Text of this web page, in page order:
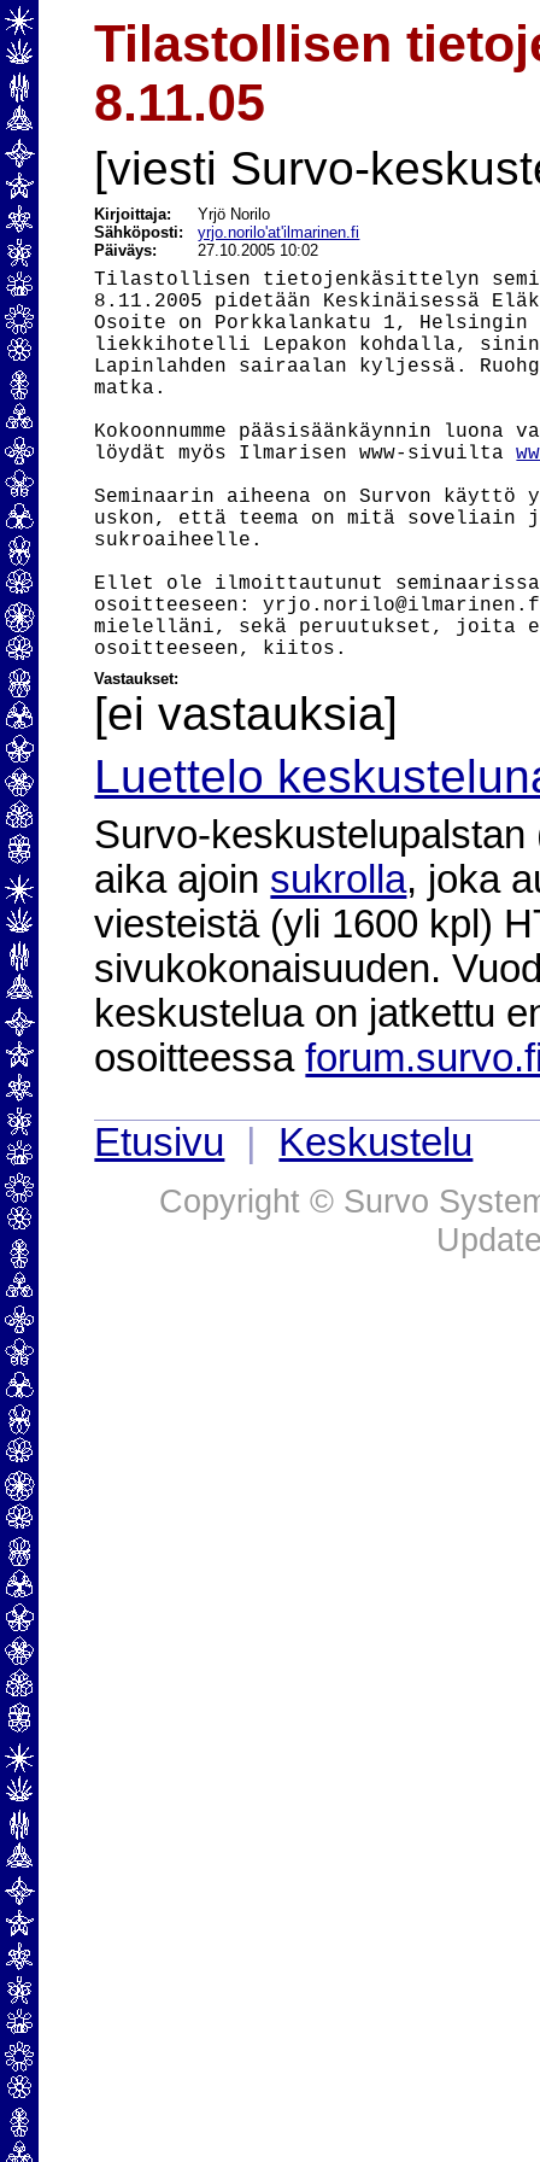
Tilastollisen
8.11.05
[viesti Survo-
Kirjoittaja:
Yrjö Norilo
Sähköposti:yrjo.norilo'at'ilmarinen.fi
Päiväys:
27.10.2005 10:02
Tilastollisen tietojenkäsittelyn
8.11.2005 pidetään Keskinäisessä
Osoite on Porkkalankatu 1, Helsingin
liekkihotelli Lepakon kohdalla,
Lapinlahden sairaalan kyljessä.
matka.
Kokoonnumme pääsisäänkäynnin
löydät myös Ilmarisen www-sivuilta
Seminaarin aiheena on Survon
uskon, että teema on mitä soveliain
sukroaiheelle.
Ellet ole ilmoittautunut
osoitteeseen:
mielelläni, sekä peruutukset, joita
Vastaukset:
[ei vastauksia]
Luettelo
Survo-
aika ajoin sukrolla, joka
viesteistä (yli 1600 kpl)
sivukokonaisuuden.
keskustelua on jatkettu
osoitteessa
Etusivu
Keskustelu
Copyright © Survo